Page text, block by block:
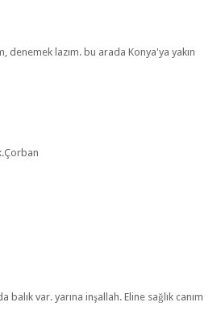
denemek lazım. bu arada Konya'ya yakın
var. yarına inşallah. Eline sağlık canım